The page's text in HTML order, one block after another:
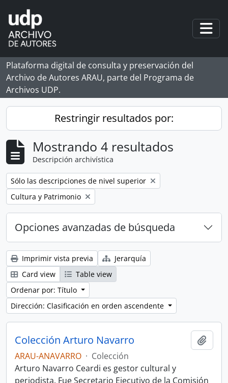
Skip to main content
Plataforma digital de consulta y preservación del
Archivo de Autores ARAU, parte del Programa de
Archivos UDP.
Restringir resultados por:
Mostrando 4 resultados
Descripción archivística
Remove filter:
Sólo las descripciones de nivel superior
Remove filter:
Cultura y Patrimonio
Opciones avanzadas de búsqueda
Imprimir vista previa
Jerarquía
Card view
Table view
Ordenar por: Título
Dirección: Clasificación en orden ascendente
Colección Arturo Navarro
ARAU-ANAVARRO · Colección
Arturo Navarro Ceardi es gestor cultural y
periodista. Fue Secretario Ejecutivo de la Comisión